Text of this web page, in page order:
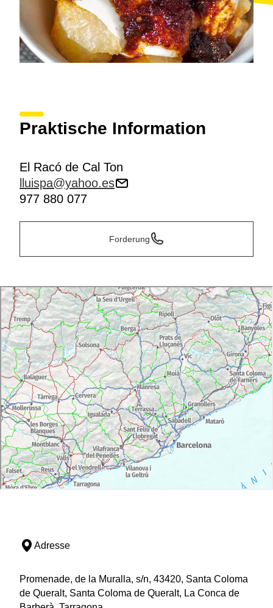
Praktische Information
El Racó de Cal Ton
lluispa@yahoo.es
977 880 077
Forderung
Adresse
Promenade, de la Muralla, s/n, 43420, Santa Coloma
de Queralt, Santa Coloma de Queralt, La Conca de